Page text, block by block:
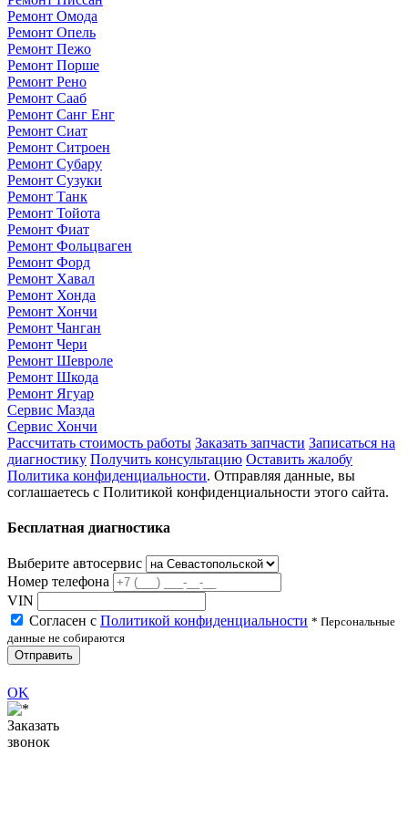
Ремонт Омода
Ремонт Опель
Ремонт Пежо
Ремонт Порше
Ремонт Рено
Ремонт Сааб
Ремонт Санг Енг
Ремонт Сиат
Ремонт Ситроен
Ремонт Субару
Ремонт Сузуки
Ремонт Танк
Ремонт Тойота
Ремонт Фиат
Ремонт Фольцваген
Ремонт Форд
Ремонт Хавал
Ремонт Хонда
Ремонт Хончи
Ремонт Чанган
Ремонт Чери
Ремонт Шевроле
Ремонт Шкода
Ремонт Ягуар
Сервис Мазда
Сервис Хончи
Рассчитать стоимость работы Заказать запчасти Записаться на
диагностику Получить консультацию Оставить жалобу
Политика конфиденциальности. Отправляя данные, вы
соглашаетесь с Политикой конфиденциальности этого сайта.
Бесплатная диагностика
Выберите автосервис
Номер телефона
VIN
Согласен с Политикой конфиденциальности * Персональные
данные не собираются
Отправить
OK
Заказать
звонок